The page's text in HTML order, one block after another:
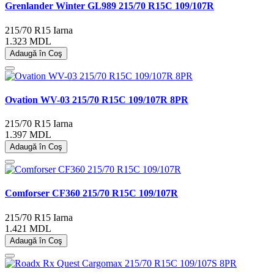
Grenlander Winter GL989 215/70 R15C 109/107R
215/70 R15 Iarna
1.323 MDL
Adaugă în Coş
Ovation WV-03 215/70 R15C 109/107R 8PR
215/70 R15 Iarna
1.397 MDL
Adaugă în Coş
Comforser CF360 215/70 R15C 109/107R
215/70 R15 Iarna
1.421 MDL
Adaugă în Coş